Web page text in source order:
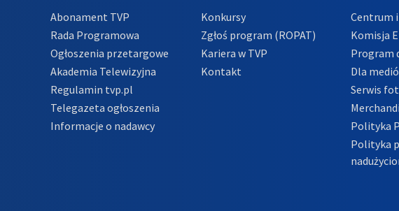
Abonament TVP
Rada Programowa
Ogłoszenia przetargowe
Akademia Telewizyjna
Regulamin tvp.pl
Telegazeta ogłoszenia
Informacje o nadawcy
Konkursy
Zgłoś program (ROPAT)
Kariera w TVP
Kontakt
Centrum
Komisja
Program
Dla
Serwis
Polityka
Polityka